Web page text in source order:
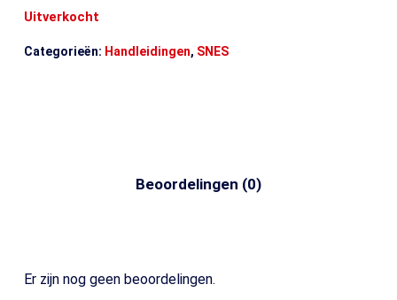
Uitverkocht
Categorieën: Handleidingen, SNES
Beoordelingen (0)
Er zijn nog geen beoordelingen.